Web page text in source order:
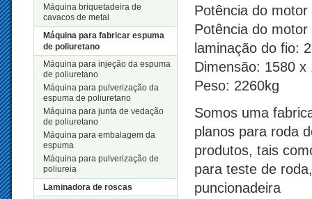
Máquina briquetadeira de
cavacos de metal
Máquina para fabricar espuma
de poliuretano
Máquina para injeção da espuma
de poliuretano
Máquina para pulverização da
espuma de poliuretano
Máquina para junta de vedação
de poliuretano
Máquina para embalagem da
espuma
Máquina para pulverização de
poliureia
Laminadora de roscas
Potência do
Potência do
laminação do fio:
Dimensão: 1580 x
Peso: 2260kg
Somos uma
planos para roda
produtos, tais
para teste de
puncionadeira